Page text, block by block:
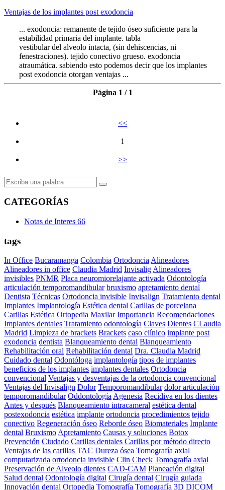
Ventajas de los implantes post exodoncia
... exodoncia: remanente de tejido óseo suficiente para la
estabilidad primaria del implante. tabla
vestibular del alveolo intacta, (sin dehiscencias, ni
fenestraciones). tejido conectivo grueso. exodoncia
atraumática. sabiendo esto podemos decir que los implantes
post exodoncia otorgan ventajas ...
Página 1 / 1
<<
1
>>
CATEGORÍAS
Notas de Interes 66
tags
In Office Bucaramanga Colombia OrtodonciaAlineadores
Alineadores in office Claudia Madrid InvisaligAlineadores
invisibles PNMR Placa neuromiorelajante activada Odontología
articulación temporomandibular bruxismo apretamiento dental
Dentista Técnicas Ortodoncia invisible Invisalign Tratamiento dental
Implantes Implantología Estética dental Carillas de porcelana
Carillas Estética Ortopedia Maxilar Importancia Recomendaciones
Implantes dentales Tratamiento odontología Claves Dientes CLaudia
Madrid Limpieza de brackets Brackets caso clínico implante post
exodoncia dentista Blanqueamiento dental Blanqueamiento
Rehabilitación oral Rehabilitación dental Dra. Claudia Madrid
Cuidado dental Odontóloga implantología tipos de implantes
beneficios de los implantes implantes dentales Ortodoncia
convencional Ventajas y desventajas de la ortodoncia convencional
Ventajas del Invisalign Dolor Temporomandibular dolor articulación
temporomandibular OddontologíaAgenesia Recidiva en los dientes
Antes y después Blanqueamiento intracameral estética dental
postexodoncia estética implante ortodoncia procedimientos tejido
conectivo Regeneración óseo Reborde óseo Biomateriales Implante
dental BruxismoApretamiento Causas y soluciones Botox
Prevención Ciudado Carillas dentales Carillas por método directo
Ventajas de las carillas TAC Dureza ósea Tomografía axial
computarizada ortodoncia invisible Clin Check Tomografía axial
Preservación de Alveolo dientes CAD-CAM Planeación digital
Salud dental Odontología digital Cirugía dental Cirugía guiada
Innovación dental Ortopedia Tomografía Tomografía 3D DICOM